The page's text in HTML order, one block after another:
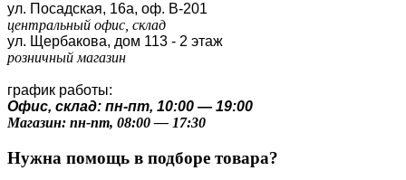
ул. Посадская, 16а, оф. В-201
центральный офис, склад
ул. Щербакова, дом 113 - 2 этаж
розничный магазин
график работы:
Офис, склад: пн-пт, 10:00 — 19:00
Магазин: пн-пт, 08:00 — 17:30
Нужна помощь в подборе товара?